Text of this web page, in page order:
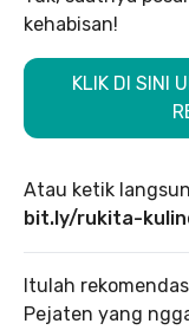
kehabisan!
KLIK DI SINI
Atau ketik
bit.ly/rukita-
Itulah
Pejaten yang